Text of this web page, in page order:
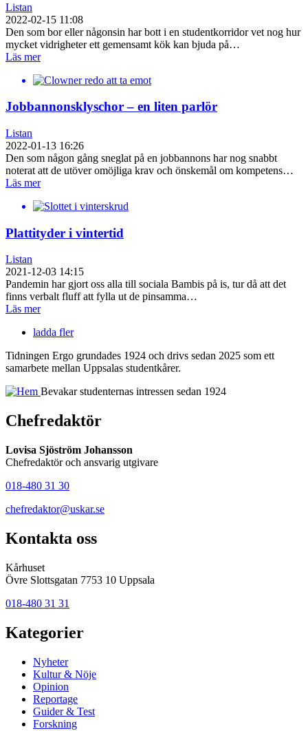
Listan
2022-02-15 11:08
Den som bor eller någonsin har bott i en studentkorridor vet nog hur
mycket vidrigheter ett gemensamt kök kan bjuda på…
Läs mer
Jobbannonsklyschor – en liten parlör
Listan
2022-01-13 16:26
Den som någon gång sneglat på en jobbannons har nog snabbt
noterat att de utöver omöjliga krav och önskemål om kompetens…
Läs mer
Plattityder i vintertid
Listan
2021-12-03 14:15
Pandemin har gjort oss alla till sociala Bambis på is, tur då att det
finns verbalt fluff att fylla ut de pinsamma…
Läs mer
ladda fler
Tidningen Ergo grundades 1924 och drivs sedan 2025 som ett
samarbete mellan Uppsalas studentkårer.
Bevakar studenternas intressen sedan 1924
Chefredaktör
Lovisa Sjöström Johansson
Chefredaktör och ansvarig utgivare
018-480 31 30
chefredaktor@uskar.se
Kontakta oss
Kårhuset
Övre Slottsgatan 7753 10 Uppsala
018-480 31 31
Kategorier
Nyheter
Kultur & Nöje
Opinion
Reportage
Guider & Test
Forskning